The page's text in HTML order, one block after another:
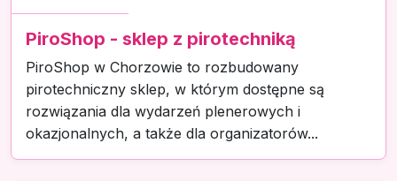
PiroShop - sklep z pirotechniką
PiroShop w Chorzowie to rozbudowany
pirotechniczny sklep, w którym dostępne są
rozwiązania dla wydarzeń plenerowych i
okazjonalnych, a także dla organizatorów...